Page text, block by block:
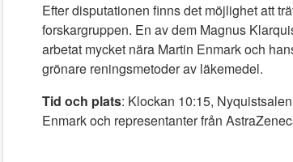
Efter disputationen finns det möjlighet att
forskargruppen. En av dem Magnus
arbetat mycket nära Martin Enmark och
grönare reningsmetoder av läkemedel.
Tid och plats: Klockan 10:15,
Enmark och representanter från